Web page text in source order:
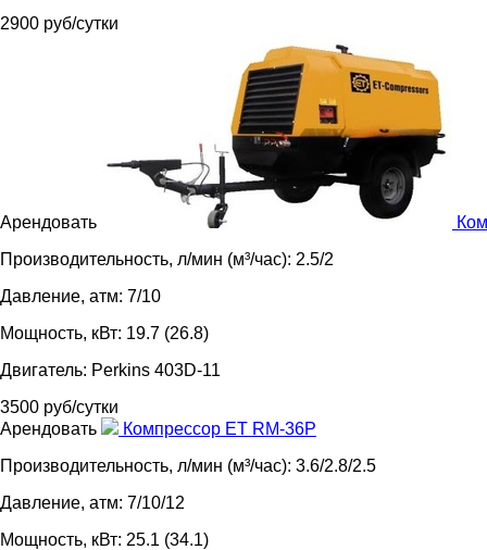
2900 руб/сутки
Арендовать
Производительность, л/мин (м³/час): 2.5/2
Давление, атм: 7/10
Мощность, кВт: 19.7 (26.8)
Двигатель: Perkins 403D-11
3500 руб/сутки
Арендовать
Компрессор ET RM-36P
Производительность, л/мин (м³/час): 3.6/2.8/2.5
Давление, атм: 7/10/12
Мощность, кВт: 25.1 (34.1)